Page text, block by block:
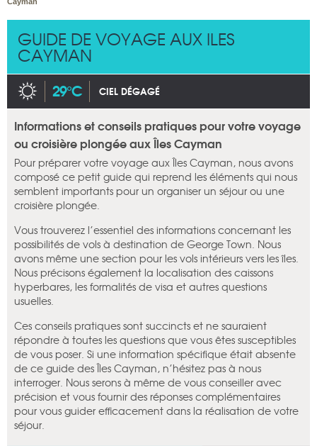
GUIDE DE VOYAGE AUX ILES
CAYMAN
29°C CIEL DÉGAGÉ
Informations et conseils pratiques pour votre voyage
ou croisière plongée aux Îles Cayman
Pour préparer votre voyage aux Îles Cayman, nous avons
composé ce petit guide qui reprend les éléments qui nous
semblent importants pour un organiser un séjour ou une
croisière plongée.
Vous trouverez l’essentiel des informations concernant les
possibilités de vols à destination de George Town. Nous
avons même une section pour les vols intérieurs vers les îles.
Nous précisons également la localisation des caissons
hyperbares, les formalités de visa et autres questions
usuelles.
Ces conseils pratiques sont succincts et ne sauraient
répondre à toutes les questions que vous êtes susceptibles
de vous poser. Si une information spécifique était absente
de ce guide des Îles Cayman, n’hésitez pas à nous
interroger. Nous serons à même de vous conseiller avec
précision et vous fournir des réponses complémentaires
pour vous guider efficacement dans la réalisation de votre
séjour.